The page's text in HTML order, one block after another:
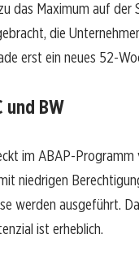
das Maximum auf
die
erst ein neues 52-
BW
im ABAP-
niedrigen
werden ausgeführt.
ist erheblich.